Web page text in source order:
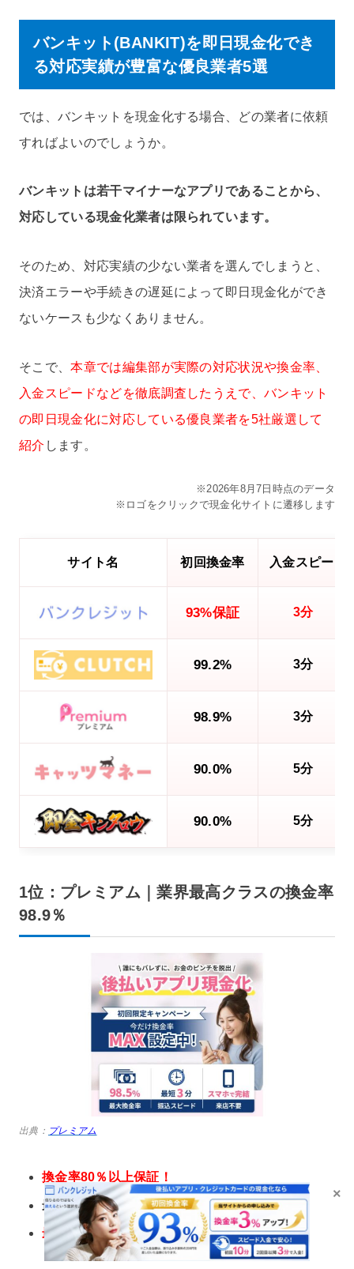
バンキット(BANKIT)を即日現金化でき
る対応実績が豊富な優良業者5選
では、バンキットを現金化する場合、どの業者に依頼
すればよいのでしょうか。
バンキットは若干マイナーなアプリであることから、
対応している現金化業者は限られています。
そのため、対応実績の少ない業者を選んでしまうと、
決済エラーや手続きの遅延によって即日現金化ができ
ないケースも少なくありません。
そこで、本章では編集部が実際の対応状況や換金率、
入金スピードなどを徹底調査したうえで、バンキット
の即日現金化に対応している優良業者を5社厳選して
紹介 します。
※2026年8月7日時点のデータ
※ロゴをクリックで現金化サイトに遷移します
サイト名 初回換金率 入金スピード
93%保証 3分
99.2% 3分
98.9% 3分
90.0% 5分
90.0% 5分
1位：プレミアム｜業界最高クラスの換金率
98.9％
出典： プレミアム
換金率80％以上保証！
最大500万円までの高額対応
最短3分の即日振込
×